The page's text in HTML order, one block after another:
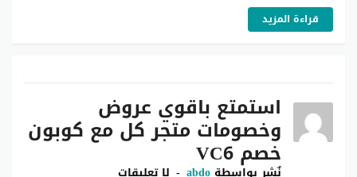
قراءة المزيد
استمتع باقوي عروض
وخصومات متجر كل مع كوبون
خصم VC6
نٌشر بواسطة abdo لا تعليقات